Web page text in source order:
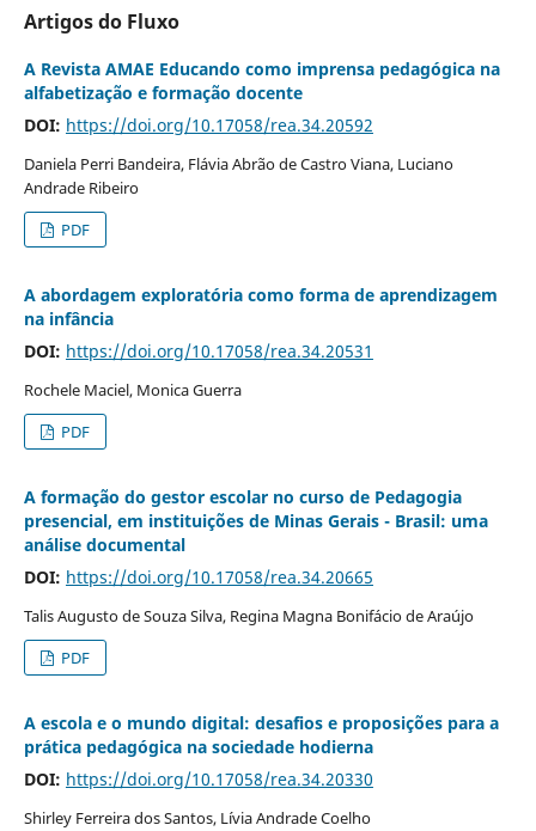
Artigos do Fluxo
A Revista AMAE Educando como imprensa pedagógica na
alfabetização e formação docente
DOI: https://doi.org/10.17058/rea.34.20592
Daniela Perri Bandeira, Flávia Abrão de Castro Viana, Luciano
Andrade Ribeiro
PDF
A abordagem exploratória como forma de aprendizagem
na infância
DOI: https://doi.org/10.17058/rea.34.20531
Rochele Maciel, Monica Guerra
PDF
A formação do gestor escolar no curso de Pedagogia
presencial, em instituições de Minas Gerais - Brasil: uma
análise documental
DOI: https://doi.org/10.17058/rea.34.20665
Talis Augusto de Souza Silva, Regina Magna Bonifácio de Araújo
PDF
A escola e o mundo digital: desafios e proposições para a
prática pedagógica na sociedade hodierna
DOI: https://doi.org/10.17058/rea.34.20330
Shirley Ferreira dos Santos, Lívia Andrade Coelho